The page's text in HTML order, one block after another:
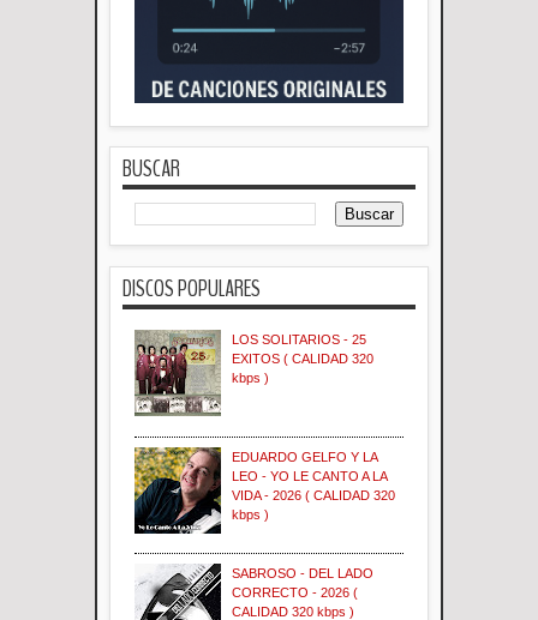
BUSCAR
DISCOS POPULARES
LOS SOLITARIOS - 25
EXITOS ( CALIDAD 320
kbps )
EDUARDO GELFO Y LA
LEO - YO LE CANTO A LA
VIDA - 2026 ( CALIDAD 320
kbps )
SABROSO - DEL LADO
CORRECTO - 2026 (
CALIDAD 320 kbps )